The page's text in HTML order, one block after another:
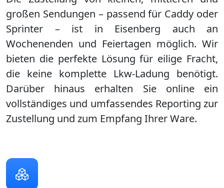
großen Sendungen – passend für Caddy oder
Sprinter – ist in Eisenberg auch an
Wochenenden und Feiertagen möglich. Wir
bieten die perfekte Lösung für eilige Fracht,
die keine komplette Lkw-Ladung benötigt.
Darüber hinaus erhalten Sie online ein
vollständiges und umfassendes Reporting zur
Zustellung und zum Empfang Ihrer Ware.